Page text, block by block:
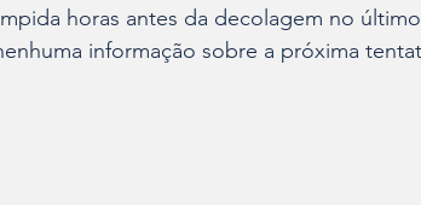
horas antes da decolagem no
informação sobre a próxima